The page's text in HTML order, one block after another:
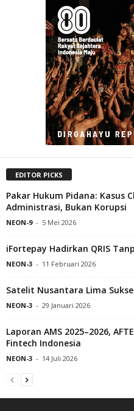
EDITOR PICKS
Pakar Hukum Pidana: Kasus
Administrasi, Bukan Korupsi
NEON-9 - 5 Mei 2026
iFortepay Hadirkan QRIS
NEON-3 - 11 Februari 2026
Satelit Nusantara Lima
NEON-3 - 29 Januari 2026
Laporan AMS 2025–2026,
Fintech Indonesia
NEON-3 - 14 Juli 2026